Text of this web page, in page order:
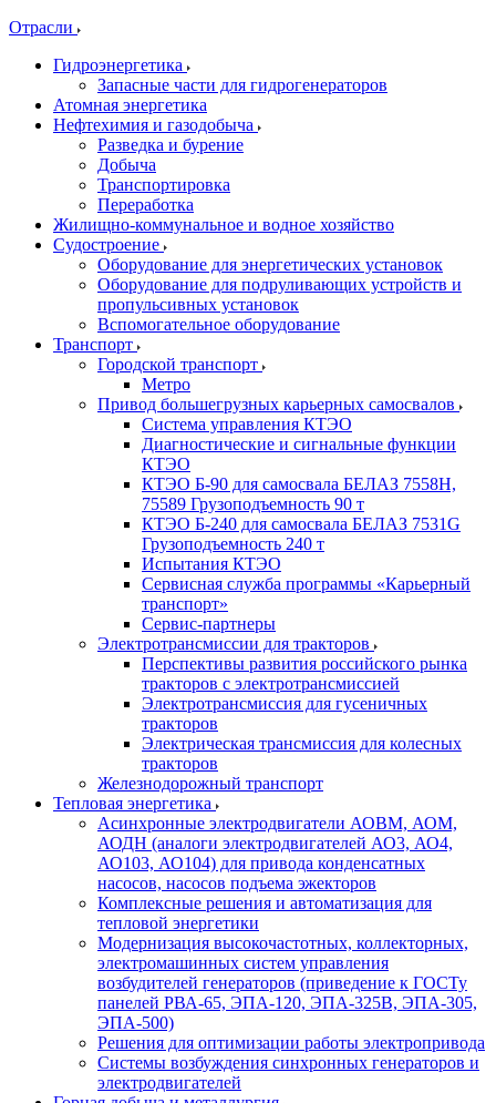
Отрасли
Гидроэнергетика
Запасные части для гидрогенераторов
Атомная энергетика
Нефтехимия и газодобыча
Разведка и бурение
Добыча
Транспортировка
Переработка
Жилищно-коммунальное и водное хозяйство
Судостроение
Оборудование для энергетических установок
Оборудование для подруливающих устройств и
пропульсивных установок
Вспомогательное оборудование
Транспорт
Городской транспорт
Метро
Привод большегрузных карьерных самосвалов
Система управления КТЭО
Диагностические и сигнальные функции
КТЭО
КТЭО Б-90 для самосвала БЕЛАЗ 7558H,
75589 Грузоподъемность 90 т
КТЭО Б-240 для самосвала БЕЛАЗ 7531G
Грузоподъемность 240 т
Испытания КТЭО
Сервисная служба программы «Карьерный
транспорт»
Сервис-партнеры
Электротрансмиссии для тракторов
Перспективы развития российского рынка
тракторов с электротрансмиссией
Электротрансмиссия для гусеничных
тракторов
Электрическая трансмиссия для колесных
тракторов
Железнодорожный транспорт
Тепловая энергетика
Асинхронные электродвигатели АОВМ, АОМ,
АОДН (аналоги электродвигателей АО3, АО4,
АО103, АО104) для привода конденсатных
насосов, насосов подъема эжекторов
Комплексные решения и автоматизация для
тепловой энергетики
Модернизация высокочастотных, коллекторных,
электромашинных систем управления
возбудителей генераторов (приведение к ГОСТу
панелей РВА-65, ЭПА-120, ЭПА-325В, ЭПА-305,
ЭПА-500)
Решения для оптимизации работы электропривода
Системы возбуждения синхронных генераторов и
электродвигателей